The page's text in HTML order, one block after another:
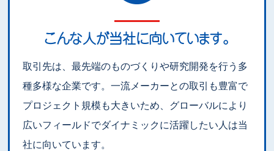
こんな人が当社に向いています。
取引先は、最先端のものづくりや研究開発を行う多
種多様な企業です。一流メーカーとの取引も豊富で
プロジェクト規模も大きいため、グローバルにより
広いフィールドでダイナミックに活躍したい人は当
社に向いています。